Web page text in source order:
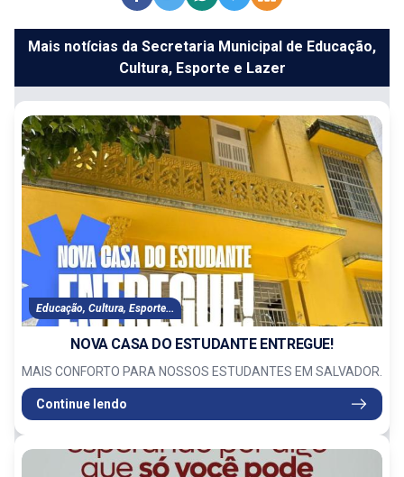
Mais notícias da Secretaria Municipal de Educação,
Cultura, Esporte e Lazer
Educação, Cultura, Esporte...
NOVA CASA DO ESTUDANTE ENTREGUE!
MAIS CONFORTO PARA NOSSOS ESTUDANTES EM SALVADOR.
Continue lendo